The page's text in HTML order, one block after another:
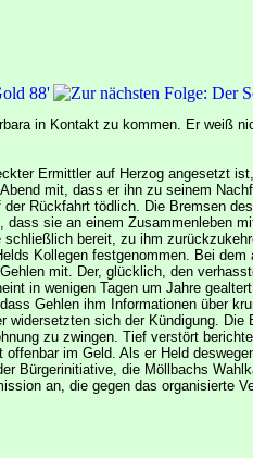
in Kontakt zu kommen. Er weiß
Ermittler auf Herzog angesetzt
mit, dass er ihn zu seinem
Rückfahrt tödlich. Die Bremsen
sie an einem Zusammenleben
bereit, zu ihm
Kollegen festgenommen. Bei
mit. Der, glücklich, den
in wenigen Tagen um Jahre
Gehlen ihm Informationen über
sich der Kündigung.
zu zwingen. Tief verstört
im Geld. Als er Held
Bürgerinitiative, die Möllbachs
an, die gegen das organisierte